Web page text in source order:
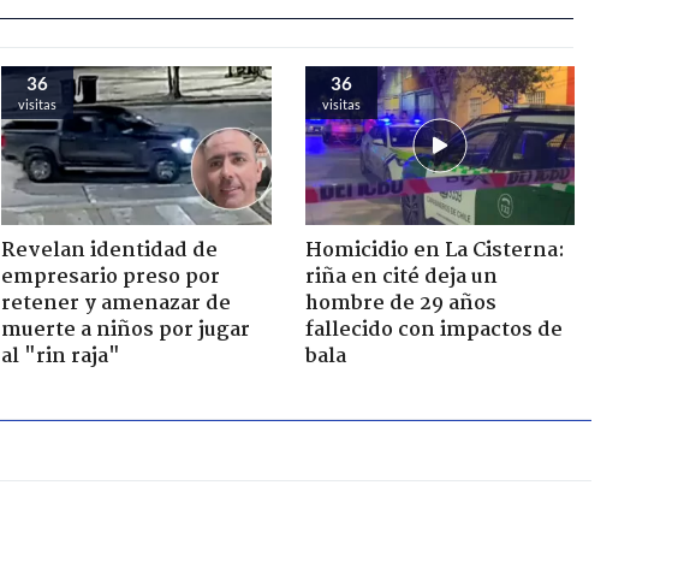
36
visitas
Revelan identidad de
empresario preso por
retener y amenazar de
muerte a niños por jugar
al "rin raja"
36
visitas
Homicidio en La Cisterna:
riña en cité deja un
hombre de 29 años
fallecido con impactos de
bala